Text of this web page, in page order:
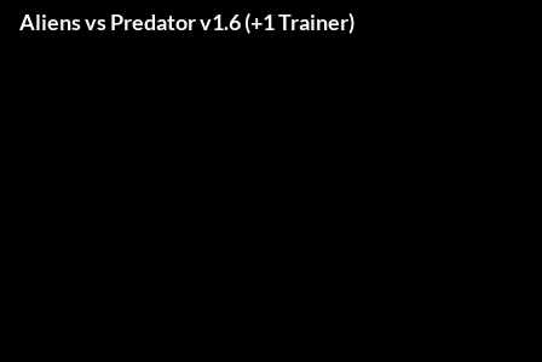
Aliens vs Predator v1.6 (+1 Trainer)